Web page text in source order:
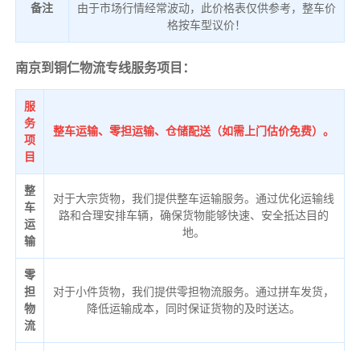
备注
由于市场行情经常波动，此价格表仅供参考，整车价
格按车型议价！
南京到铜仁物流专线服务项目：
服
务
项
目
整车运输、零担运输、仓储配送（如需上门估价免费）。
整
车
运
输
对于大宗货物，我们提供整车运输服务。通过优化运输线
路和合理安排车辆，确保货物能够快速、安全抵达目的
地。
零
担
物
流
对于小件货物，我们提供零担物流服务。通过拼车发货，
降低运输成本，同时保证货物的及时送达。